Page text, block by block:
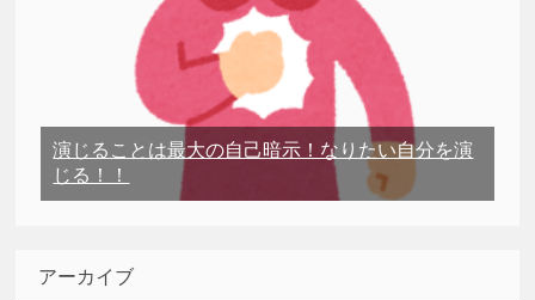
演じることは最大の自己暗示！なりたい自分を演
じる！！
アーカイブ